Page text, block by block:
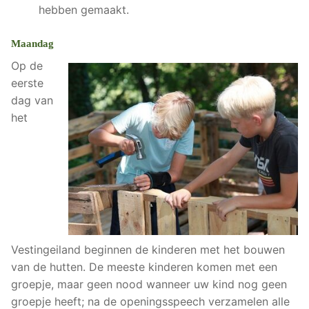
hebben gemaakt.
Maandag
Op de
eerste
dag van
het
Vestingeiland beginnen de kinderen met het bouwen
van de hutten. De meeste kinderen komen met een
groepje, maar geen nood wanneer uw kind nog geen
groepje heeft; na de openingsspeech verzamelen alle